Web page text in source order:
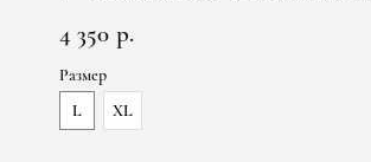
XL - 4890 руб.
4 350 р.
Размер
L
XL